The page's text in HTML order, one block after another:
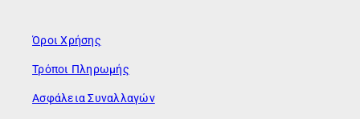
Όροι Χρήσης
Τρόποι Πληρωμής
Ασφάλεια Συναλλαγών